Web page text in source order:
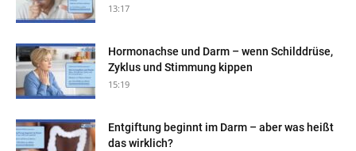
13:17
Hormonachse und Darm – wenn Schilddrüse,
Zyklus und Stimmung kippen
15:19
Entgiftung beginnt im Darm – aber was heißt
das wirklich?